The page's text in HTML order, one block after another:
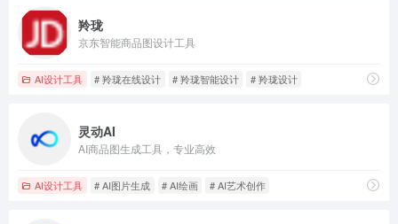
羚珑
京东智能商品图设计工具
AI设计工具 # 羚珑在线设计 # 羚珑智能设计 # 羚珑设计
灵动AI
AI商品图生成工具，专业高效
AI设计工具 # AI图片生成 # AI绘画 # AI艺术创作